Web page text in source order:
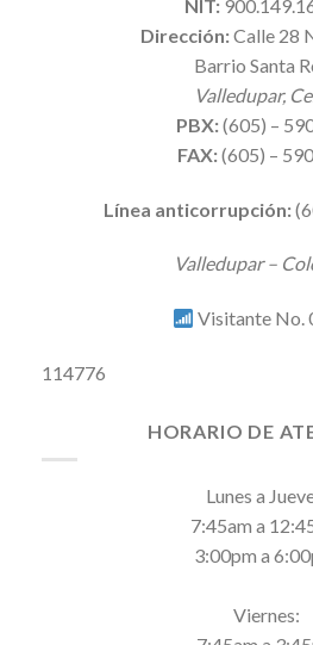
NIT:
Dirección:Calle 28
Barrio Santa
Valledupar,
PBX:(605) –
FAX:(605) –
Línea anticorrupción:
Valledupar –
Visitante No.
114776
HORARIO DE
Lunes a
7:45am a
3:00pm a
Viernes: